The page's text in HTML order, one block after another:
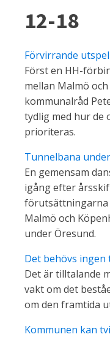
12-18
Förvirrande
Först en HH-
mellan Malmö
kommunalråd
tydlig med hur de
prioriteras.
Tunnelbana
En gemensam
igång efter
förutsättningarna
Malmö och
under Öresund.
Det behövs ingen
Det är tilltalande
vakt om det
om den framtida
Kommunen kan